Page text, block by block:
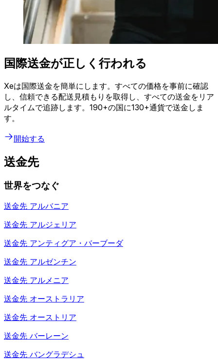
国際送金が正しく行われる
Xeは国際送金を簡単にします。すべての価格を事前に確認
し、信頼できる配送見積もりを取得し、すべての送金をリア
ルタイムで追跡します。190+の国に130+通貨で送金しま
す。
開始する
送金先
世界をつなぐ
送金先 アルバニア
送金先 アルジェリア
送金先 アンティグア・バーブーダ
送金先 アルゼンチン
送金先 アルメニア
送金先 オーストラリア
送金先 オーストリア
送金先 バーレーン
送金先 バングラデシュ